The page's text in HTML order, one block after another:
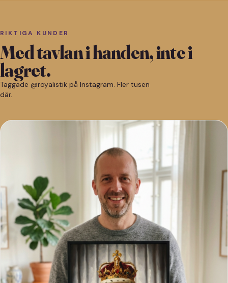
RIKTIGA KUNDER
Med tavlan i handen, inte i
lagret.
Taggade @royalistik på Instagram. Fler tusen
där.